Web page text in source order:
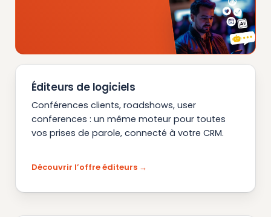
Éditeurs de logiciels
Conférences clients, roadshows, user
conferences : un même moteur pour toutes
vos prises de parole, connecté à votre CRM.
Découvrir l’offre éditeurs